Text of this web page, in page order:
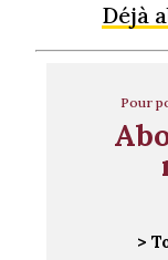
Déjà
Pour
>